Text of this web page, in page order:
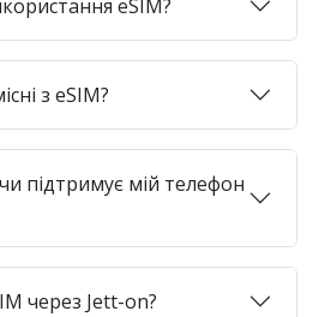
eSIM?
з eSIM?
підтримує мій телефон
через Jett-on?